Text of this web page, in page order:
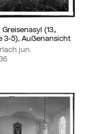
(13.,
3-5), Außenansicht
jun.
my album